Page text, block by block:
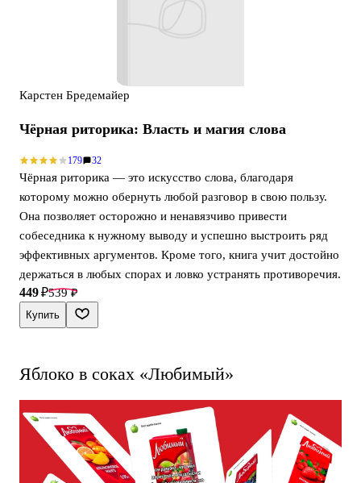
Карстен Бредемайер
Чёрная риторика: Власть и магия слова
179 32
Чёрная риторика — это искусство слова, благодаря
которому можно обернуть любой разговор в свою пользу.
Она позволяет осторожно и ненавязчиво привести
собеседника к нужному выводу и успешно выстроить ряд
эффективных аргументов. Кроме того, книга учит достойно
держаться в любых спорах и ловко устранять противоречия.
539 ₽
449 ₽
Купить
Яблоко в соках «Любимый»